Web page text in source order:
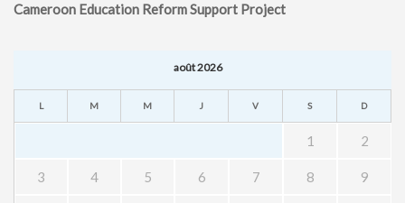
Cameroon Education Reform Support Project
août 2026
L M M J V S D
1 2
3 4 5 6 7 8 9